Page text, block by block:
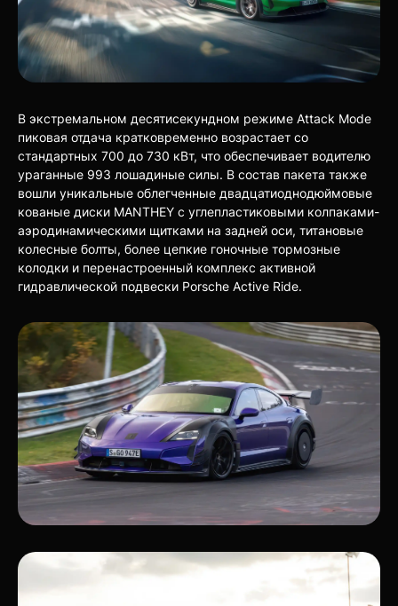
В экстремальном десятисекундном режиме Attack Mode
пиковая отдача кратковременно возрастает со
стандартных 700 до 730 кВт, что обеспечивает водителю
ураганные 993 лошадиные силы. В состав пакета также
вошли уникальные облегченные двадцатиоднодюймовые
кованые диски MANTHEY с углепластиковыми колпаками-
аэродинамическими щитками на задней оси, титановые
колесные болты, более цепкие гоночные тормозные
колодки и перенастроенный комплекс активной
гидравлической подвески Porsche Active Ride.